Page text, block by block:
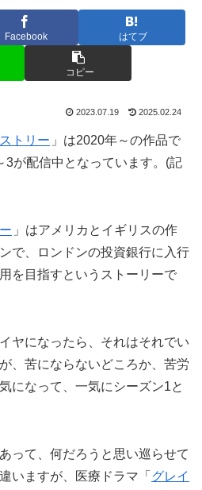
Facebook はてブ
コピー
2023.07.19 2025.02.24
トリー 」は2020年～の作品で
3が配信中となっています。(記
」はアメリカとイギリスの作
で、ロンドンの投資銀行に入行
を目指すというストーリーで
ヤになったら、それはそれでい
、苦にならないどころか、苦労
になって、一気にシーズン1と
って、何だろうと思い巡らせて
いますが、医療ドラマ「 グレイ